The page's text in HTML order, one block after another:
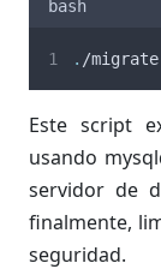
bash
. /
Este script
usando
servidor de
finalmente,
seguridad.